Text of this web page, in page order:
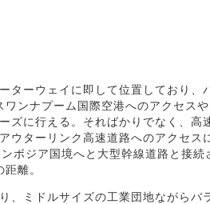
ターウェイに即して位置しており、
ンナプーム国際空港へのアクセス
ズに行える。そればかりでなく、高
ウターリンク高速道路へのアクセス
ボジア国境へと大型幹線道路と接続
離。
、ミドルサイズの工業団地ながらバ